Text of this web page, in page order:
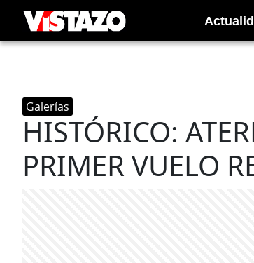
Galerías
HISTÓRICO:
PRIMER VUELO